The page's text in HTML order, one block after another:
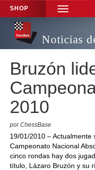
SHOP
TOGGLE
Noticias
Bruzón
2010
por ChessBase
19/01/2010 – Actualmente
Campeonato Nacional
cinco rondas hay dos
título, Lázaro Bruzón y su